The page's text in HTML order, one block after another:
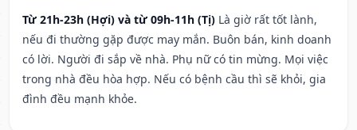
Từ 21h-23h (Hợi) và từ 09h-11h (Tị) Là giờ rất tốt lành,
nếu đi thường gặp được may mắn. Buôn bán, kinh doanh
có lời. Người đi sắp về nhà. Phụ nữ có tin mừng. Mọi việc
trong nhà đều hòa hợp. Nếu có bệnh cầu thì sẽ khỏi, gia
đình đều mạnh khỏe.